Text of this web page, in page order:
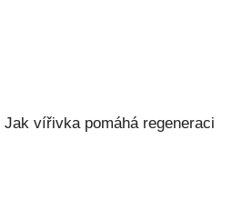
vířivka pomáhá regeneraci